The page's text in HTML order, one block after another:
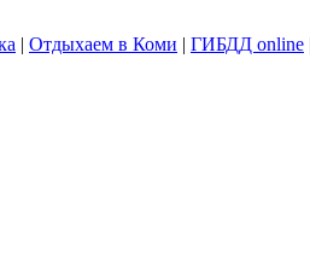
| Отдыхаем в Коми | ГИБДД online